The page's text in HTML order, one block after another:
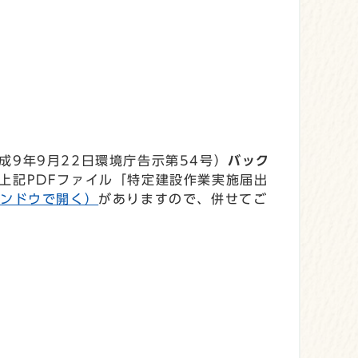
9年9月22日環境庁告示第54号） バック
記PDFファイル「特定建設作業実施届出
ドウで開く） がありますので、併せてご